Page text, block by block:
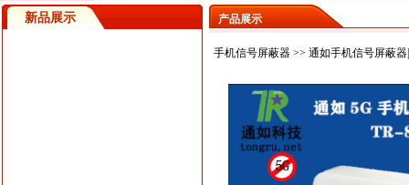
新品展示 产品展示
手机信号屏蔽器 >> 通如手机信号屏蔽